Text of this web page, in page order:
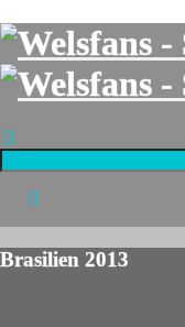
Brasilien 2013